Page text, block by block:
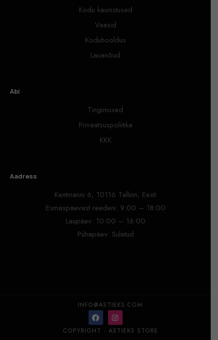
Kodu kaunistused
Vaasid
Koduhooldus
Lauanõud
Abi
Tingimused
Privaatsuspoliitika
KKK
Aadress
Kentmanni 6, 10116 Tallinn, Eesti
Esmaspäevast reedeni: 9:00 – 18:00
Laupäev: 10:00 – 16:00
Pühapäev: Suletud
INFO@ASTIEKS.COM
COPYRIGHT - ASTIEKS STORE